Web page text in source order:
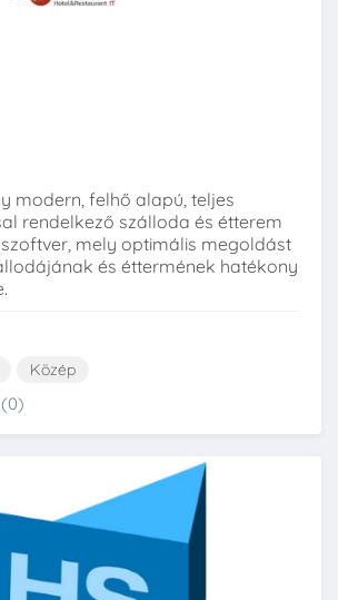
modern, felhő alapú, teljes
rendelkező szálloda és étterem
mely optimális megoldást
és éttermének hatékony
Közép
(0)